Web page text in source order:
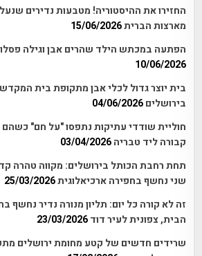
החזירו את ההיסטוריה! מטבעות נדירים
מארצות הברית15/06/2026
הפתעה במכתש הילד שהרים אבן וגילה פסלון קדום
10/06/2026
בית יוצר גדול לכלי אבן מתקופת בית
בירושלים 04/06/2026
חוליית שודדי עתיקות נתפסו "על חם"
קבורה ליד טבריה 03/04/2026
תחת רחבת הכותל בירושלים: מקווה טהרה
שני נחשף בחפירה ארכיאלוגית25/03/2026
זה לא קורה כל יום: תליון מנורה נדיר נחשף
הבית, צפונית לעיר דוד 23/03/2026
שרידים חדשים של קטע מחומת ירושלים